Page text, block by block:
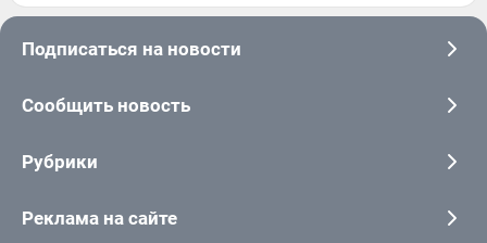
Подписаться на новости
Сообщить новость
Рубрики
Реклама на сайте